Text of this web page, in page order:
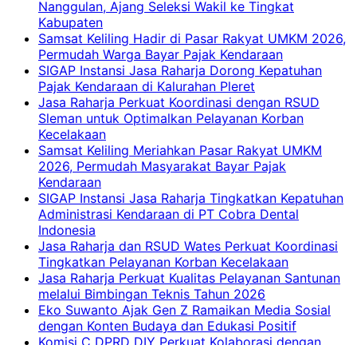
Nanggulan, Ajang Seleksi Wakil ke Tingkat
Kabupaten
Samsat Keliling Hadir di Pasar Rakyat UMKM 2026,
Permudah Warga Bayar Pajak Kendaraan
SIGAP Instansi Jasa Raharja Dorong Kepatuhan
Pajak Kendaraan di Kalurahan Pleret
Jasa Raharja Perkuat Koordinasi dengan RSUD
Sleman untuk Optimalkan Pelayanan Korban
Kecelakaan
Samsat Keliling Meriahkan Pasar Rakyat UMKM
2026, Permudah Masyarakat Bayar Pajak
Kendaraan
SIGAP Instansi Jasa Raharja Tingkatkan Kepatuhan
Administrasi Kendaraan di PT Cobra Dental
Indonesia
Jasa Raharja dan RSUD Wates Perkuat Koordinasi
Tingkatkan Pelayanan Korban Kecelakaan
Jasa Raharja Perkuat Kualitas Pelayanan Santunan
melalui Bimbingan Teknis Tahun 2026
Eko Suwanto Ajak Gen Z Ramaikan Media Sosial
dengan Konten Budaya dan Edukasi Positif